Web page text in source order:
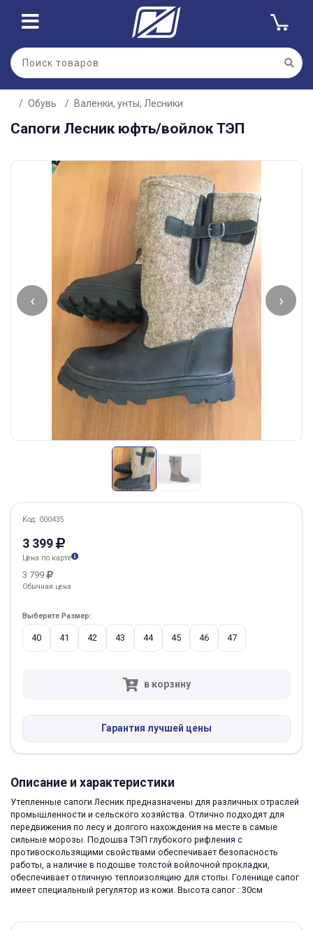
Обувь Валенки, унты, Лесники
Сапоги Лесник юфть/войлок ТЭП
‹ ›
Код: 000435
3 399
Цена по карте
3 799
Обычная цена
Выберите Размер:
40 41 42 43 44 45 46 47
в корзину
Гарантия лучшей цены
Описание и характеристики
Утепленные сапоги Лесник предназначены для различных отраслей
промышленности и сельского хозяйства. Отлично подходят для
передвижения по лесу и долгого нахождения на месте в самые
сильные морозы. Подошва ТЭП глубокого рифления с
противоскользящими свойствами обеспечивает безопасность
работы, а наличие в подошве толстой войлочной прокладки,
обеспечивает отличную теплоизоляцию для стопы. Голенище сапог
имеет специальный регулятор из кожи. Высота сапог : 30см